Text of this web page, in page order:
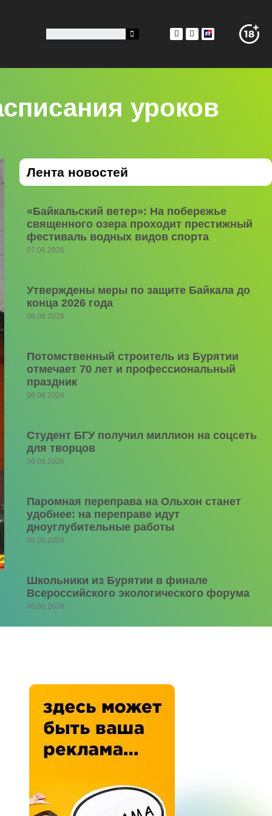
уроков
Лента новостей
«Байкальский ветер»: На побережье
священного озера проходит престижный
фестиваль водных видов спорта
07.08.2026
Утверждены меры по защите Байкала до
конца 2026 года
06.08.2026
Потомственный строитель из Бурятии
отмечает 70 лет и профессиональный
праздник
06.08.2026
Студент БГУ получил миллион на соцсеть
для творцов
06.08.2026
Паромная переправа на Ольхон станет
удобнее: на переправе идут
дноуглубительные работы
06.08.2026
Школьники из Бурятии в финале
Всероссийского экологического форума
06.08.2026